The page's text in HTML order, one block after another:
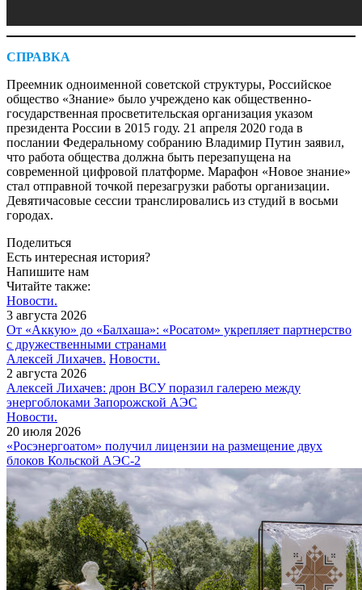
СПРАВКА
Преемник одноименной советской структуры, Российское
общество «Знание» было учреждено как общественно-
государственная просветительская организация указом
президента России в 2015 году. 21 апреля 2020 года в
послании Федеральному собранию Владимир Путин заявил,
что работа общества должна быть перезапущена на
современной цифровой платформе. Марафон «Новое знание»
стал отправной точкой перезагрузки работы организации.
Девятичасовые сессии транслировались из студий в восьми
городах.
Поделиться
Есть интересная история?
Напишите нам
Читайте также:
Новости.
3 августа 2026
От «Аккую» до «Балхаша»: «Росатом» укрепляет партнерство
с дружественными странами
Алексей Лихачев. Новости.
2 августа 2026
Алексей Лихачев: дрон ВСУ поразил галерею между
энергоблоками Запорожской АЭС
Новости.
20 июля 2026
«Росэнергоатом» получил лицензии на размещение двух
блоков Кольской АЭС‑2